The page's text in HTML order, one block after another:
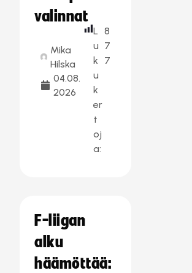
valinnat
Mika
Hilska
04.08.
2026
L
u
k
u
k
er
t
oj
a:
8
7
7
F-liigan
alku
häämöttää: